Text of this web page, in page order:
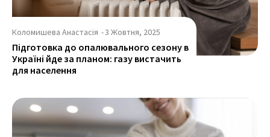
Коломишева Анастасія -3 Жовтня, 2025
Підготовка до опалювального сезону в
Україні йде за планом: газу вистачить
для населення